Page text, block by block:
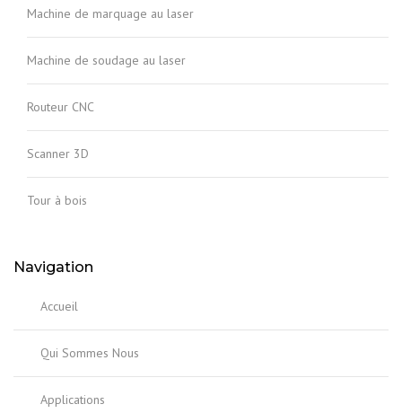
Machine de marquage au laser
Machine de soudage au laser
Routeur CNC
Scanner 3D
Tour à bois
Navigation
Accueil
Qui Sommes Nous
Applications